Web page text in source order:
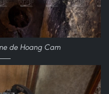
de Hoang Cam